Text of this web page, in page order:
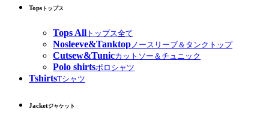
Tops トップス
Tops All トップス全て
Nosleeve&Tanktop ノースリーブ＆タンクトップ
Cutsew&Tunicカットソー＆チュニック
Polo shirtsポロシャツ
TshirtsTシャツ
Jacketジャケット